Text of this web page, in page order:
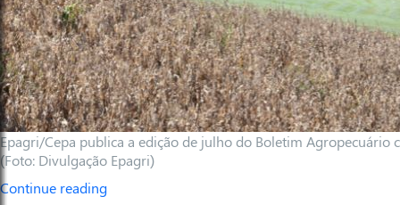
Epagri/Cepa publica a edição de julho do Boletim Agropecuário
(Foto: Divulgação Epagri)
Continue reading